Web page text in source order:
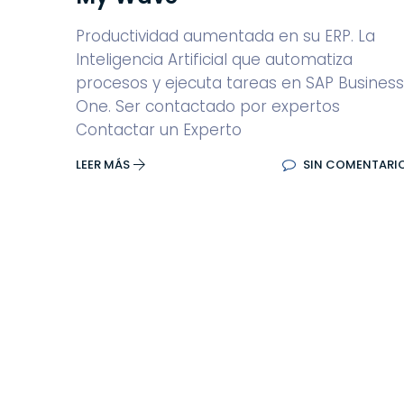
Productividad aumentada en su ERP. La
Inteligencia Artificial que automatiza
procesos y ejecuta tareas en SAP Business
One. Ser contactado por expertos
Contactar un Experto
LEER MÁS SIN